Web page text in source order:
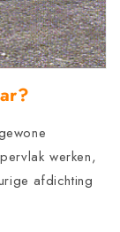
werken,
afdichting